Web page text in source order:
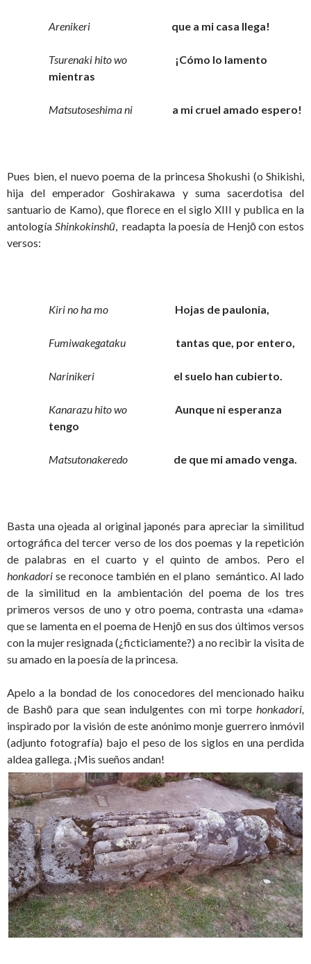
Arenikeri que a mi casa llega!
Tsurenaki hito wo
¡Cómo lo lamento
mientras
Matsutoseshima ni a mi cruel amado espero!
Pues bien, el nuevo poema de la princesa Shokushi (o Shikishi,
hija del emperador Goshirakawa y suma sacerdotisa del
santuario de Kamo), que florece en el siglo XIII y publica en la
antología Shinkokinshū, readapta la poesía de Henjō con estos
versos:
Kiri no ha mo Hojas de paulonia,
Fumiwakegataku tantas que, por entero,
Narinikeri el suelo han cubierto.
Kanarazu hito wo
Aunque ni esperanza
tengo
Matsutonakeredo de que mi amado venga.
Basta una ojeada al original japonés para apreciar la similitud
ortográfica del tercer verso de los dos poemas y la repetición
de palabras en el cuarto y el quinto de ambos. Pero el
honkadorise reconoce también en el plano semántico. Al lado
de la similitud en la ambientación del poema de los tres
primeros versos de uno y otro poema, contrasta una «dama»
que se lamenta en el poema de Henjō en sus dos últimos versos
con la mujer resignada (¿ficticiamente?) a no recibir la visita de
su amado en la poesía de la princesa.
Apelo a la bondad de los conocedores del mencionado haiku
de Bashō para que sean indulgentes con mi torpe honkadori,
inspirado por la visión de este anónimo monje guerrero inmóvil
(adjunto fotografía) bajo el peso de los siglos en una perdida
aldea gallega. ¡Mis sueños andan!